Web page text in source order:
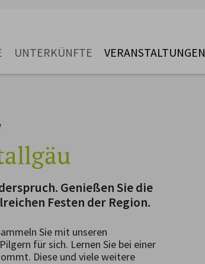
UNTERKÜNFTE VERANSTALTUNGEN
Genießen Sie die
Festen der Region.
Sie mit unseren
für sich. Lernen Sie bei einer
Diese und viele weitere